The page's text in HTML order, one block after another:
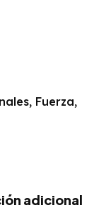
, Fuerza,
adicional